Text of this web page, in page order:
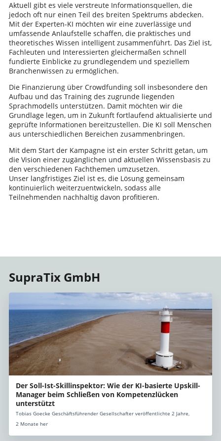
Aktuell gibt es viele verstreute Informationsquellen, die
jedoch oft nur einen Teil des breiten Spektrums abdecken.
Mit der Experten-KI möchten wir eine zuverlässige und
umfassende Anlaufstelle schaffen, die praktisches und
theoretisches Wissen intelligent zusammenführt. Das Ziel ist,
Fachleuten und Interessierten gleichermaßen schnell
fundierte Einblicke zu grundlegendem und speziellem
Branchenwissen zu ermöglichen.
Die Finanzierung über Crowdfunding soll insbesondere den
Aufbau und das Training des zugrunde liegenden
Sprachmodells unterstützen. Damit möchten wir die
Grundlage legen, um in Zukunft fortlaufend aktualisierte und
geprüfte Informationen bereitzustellen. Die KI soll Menschen
aus unterschiedlichen Bereichen zusammenbringen.
Mit dem Start der Kampagne ist ein erster Schritt getan, um
die Vision einer zugänglichen und aktuellen Wissensbasis zu
den verschiedenen Fachthemen umzusetzen.
Unser langfristiges Ziel ist es, die Lösung gemeinsam
kontinuierlich weiterzuentwickeln, sodass alle
Teilnehmenden nachhaltig davon profitieren.
SupraTix GmbH
Der Soll-Ist-Skillinspektor: Wie der KI-basierte Upskill-
Manager beim Schließen von Kompetenzlücken
unterstützt
Tobias Goecke Geschäftsführender Gesellschafter veröffentlichte 2 Jahre,
2 Monate her